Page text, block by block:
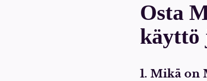
Osta
käyttö
1. Mikä